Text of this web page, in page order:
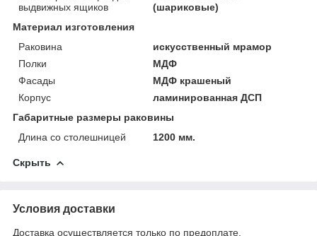
выдвижных ящиков
(шариковые)
Материал изготовления
Раковина
искусственный мрамор
Полки
МДФ
Фасады
МДФ крашеный
Корпус
ламинированная ДСП
Габаритные размеры раковины
Длина со столешницей
1200 мм.
Скрыть
Условия доставки
Доставка осуществляется только по предоплате.